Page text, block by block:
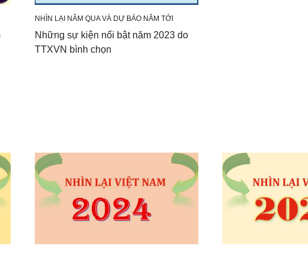
NHÌN LẠI NĂM QUA VÀ DỰ BÁO NĂM TỚI
Những sự kiện nổi bật năm 2023 do
TTXVN bình chọn